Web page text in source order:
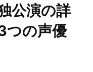
公演の詳
つの声優